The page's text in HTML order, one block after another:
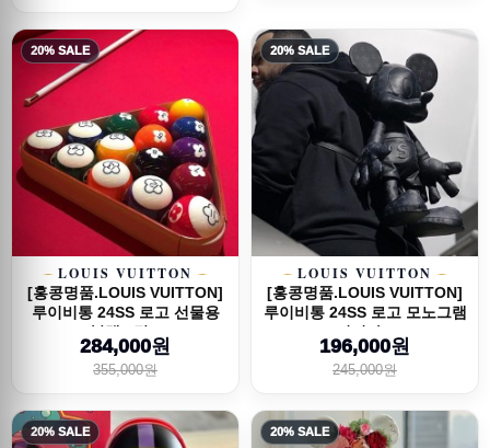
20% SALE
LOUIS VUITTON
[홍콩명품.LOUIS VUITTON]
루이비통 24SS 로고 선물용
블랙8 당...
284,000원
355,000원
20% SALE
LOUIS VUITTON
[홍콩명품.LOUIS VUITTON]
루이비통 24SS 로고 모노그램
미키마...
196,000원
245,000원
20% SALE 20% SALE